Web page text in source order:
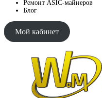
Ремонт ASIC-майнеров
Блог
Мой кабинет